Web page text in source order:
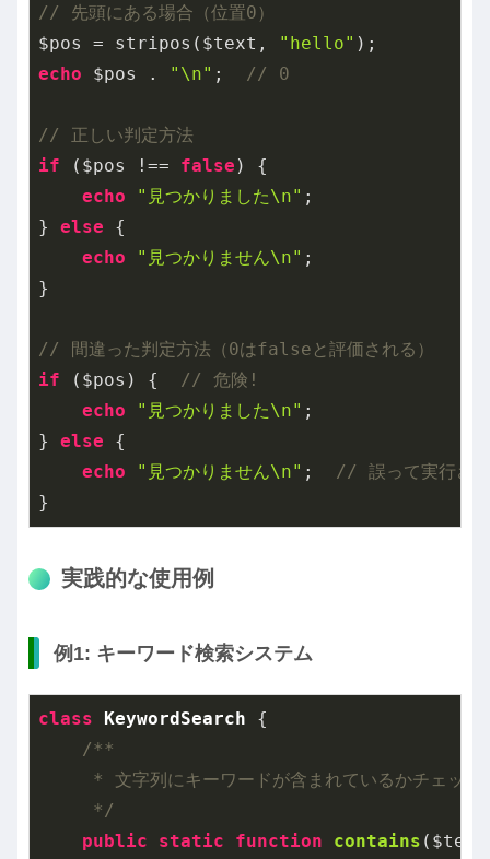
// 先頭にある場合（位置0）
$pos = stripos($text,
"hello"
echo $pos . "\n" ; // 0
// 正しい判定方法
if ($pos !== false ) {
echo
"見つかりました\n" ;
} else {
echo
"見つかりません\n" ;
}
// 間違った判定方法（0はfalseと評価される）
if ($pos) { // 危険!
echo
"見つかりました\n" ;
} else {
echo
"見つかりません\n" ; // 誤って実行さ
実践的な使用例
例1: キーワード検索システム
class KeywordSearch
{
/**
     * 文字列にキーワードが含まれているかチェック
     */
public
static function contains